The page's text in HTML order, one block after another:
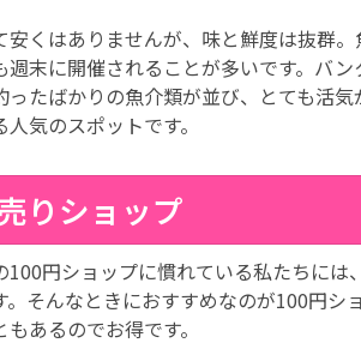
安くはありませんが、味と鮮度は抜群
週末に開催されることが多いです。バ
ったばかりの魚介類が並び、とても活
人気のスポットです。
りショップ
100円ショップに慣れている私たちに
。そんなときにおすすめなのが100円
もあるのでお得です。